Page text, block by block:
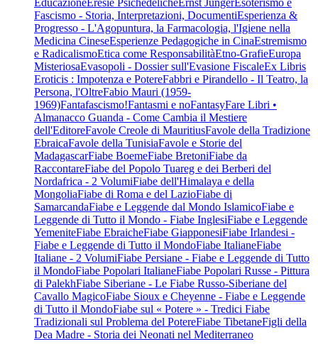
Fascismo - Storia, Interpretazioni, DocumentiEsperienza &
Progresso - L'Agopuntura, la Farmacologia, l'Igiene nella
Medicina CineseEsperienze Pedagogiche in CinaEstremismo
e RadicalismoEtica come ResponsabilitàEtno-GrafieEuropa
MisteriosaEvasopoli - Dossier sull'Evasione FiscaleEx Libris
Eroticis : Impotenza e PotereFabbri e Pirandello - Il Teatro, la
Persona, l'OltreFabio Mauri (1959-
1969)Fantafascismo!Fantasmi e noFantasyFare Libri •
Almanacco Guanda - Come Cambia il Mestiere
dell'EditoreFavole Creole di MauritiusFavole della Tradizione
EbraicaFavole della TunisiaFavole e Storie del
MadagascarFiabe BoemeFiabe BretoniFiabe da
RaccontareFiabe del Popolo Tuareg e dei Berberi del
Nordafrica - 2 VolumiFiabe dell'Himalaya e della
MongoliaFiabe di Roma e del LazioFiabe di
SamarcandaFiabe e Leggende dal Mondo IslamicoFiabe e
Leggende di Tutto il Mondo - Fiabe InglesiFiabe e Leggende
YemeniteFiabe EbraicheFiabe GiapponesiFiabe Irlandesi -
Fiabe e Leggende di Tutto il MondoFiabe ItalianeFiabe
Italiane - 2 VolumiFiabe Persiane - Fiabe e Leggende di Tutto
il MondoFiabe Popolari ItalianeFiabe Popolari Russe - Pittura
di PalekhFiabe Siberiane - Le Fiabe Russo-Siberiane del
Cavallo MagicoFiabe Sioux e Cheyenne - Fiabe e Leggende
di Tutto il MondoFiabe sul « Potere » - Tredici Fiabe
Tradizionali sul Problema del PotereFiabe TibetaneFigli della
Dea Madre - Storia dei Neonati nel Mediterraneo